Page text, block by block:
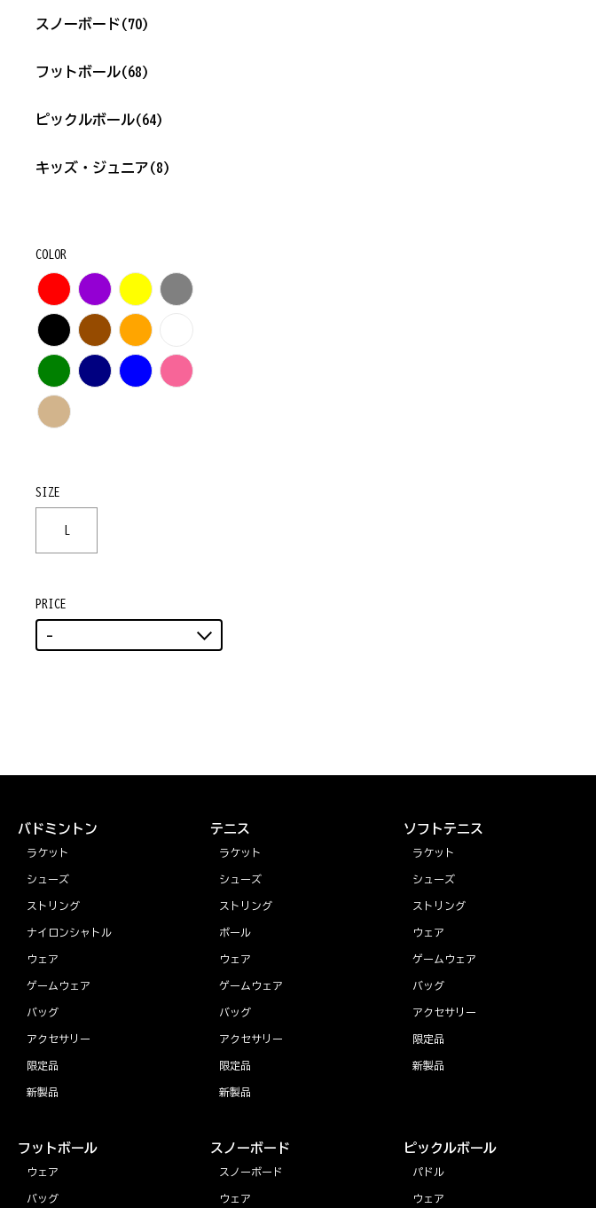
スノーボード(70)
フットボール(68)
ピックルボール(64)
キッズ・ジュニア(8)
COLOR
SIZE
PRICE
-
バドミントン
ラケット
シューズ
ストリング
ナイロンシャトル
ウェア
ゲームウェア
バッグ
アクセサリー
限定品
新製品
テニス
ラケット
シューズ
ストリング
ボール
ウェア
ゲームウェア
バッグ
アクセサリー
限定品
新製品
ソフトテニス
ラケット
シューズ
ストリング
ウェア
ゲームウェア
バッグ
アクセサリー
限定品
新製品
フットボール
ウェア
バッグ
スノーボード
スノーボード
ウェア
ピックルボール
パドル
ウェア